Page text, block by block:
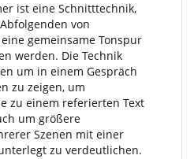
ist eine Schnitttechnik,
von
gemeinsame Tonspur
werden. Die Technik
um in einem Gespräch
zu zeigen, um
zu einem referierten Text
um größere
Szenen mit einer
zu verdeutlichen.